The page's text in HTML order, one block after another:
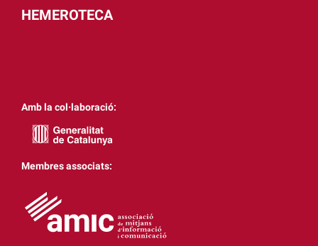
HEMEROTECA
Amb la col·laboració:
Membres associats: